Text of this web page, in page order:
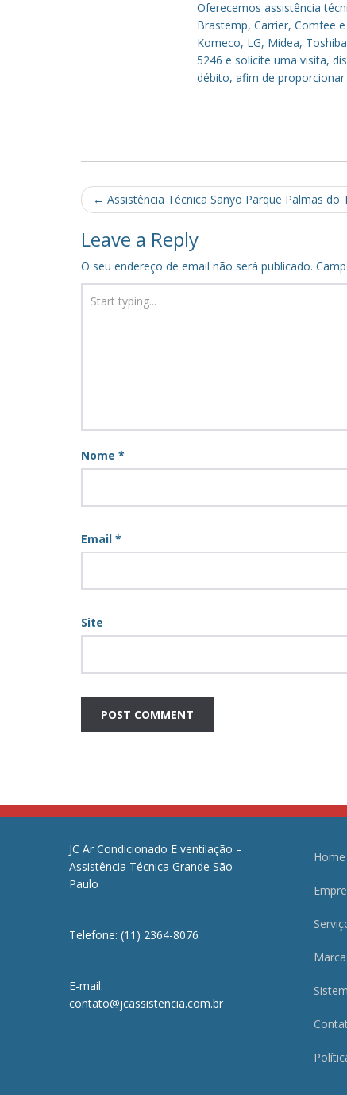
Oferecemos assistência
Brastemp, Carrier, Comfee
Komeco, LG, Midea,
5246 e solicite uma visita,
débito, afim de
Post
navigation
← Assistência Técnica Sanyo Parque Palmas do
Leave a Reply
O seu endereço de email não será publicado.
Nome *
Email *
Site
JC Ar Condicionado E ventilação –
Assistência Técnica Grande São
Paulo
Telefone: (11) 2364-8076
E-mail:
contato@jcassistencia.com.br
Home